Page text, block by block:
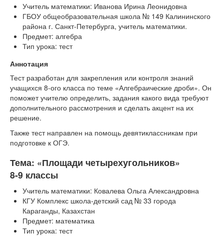
Учитель математики: Иванова Ирина Леонидовна
ГБОУ общеобразовательная школа № 149 Калининского
района г. Санкт-Петербурга, учитель математики.
Предмет: алгебра
Тип урока: тест
Аннотация
Тест разработан для закрепления или контроля знаний
учащихся 8-ого класса по теме «Алгебраические дроби». Он
поможет учителю определить, задания какого вида требуют
дополнительного рассмотрения и сделать акцент на их
решение.
Также тест направлен на помощь девятиклассникам при
подготовке к ОГЭ.
Тема: «Площади четырехугольников»
8-9 классы
Учитель математики: Ковалева Ольга Александровна
КГУ Комплекс школа-детский сад № 33 города
Караганды, Казахстан
Предмет: математика
Тип урока: тест